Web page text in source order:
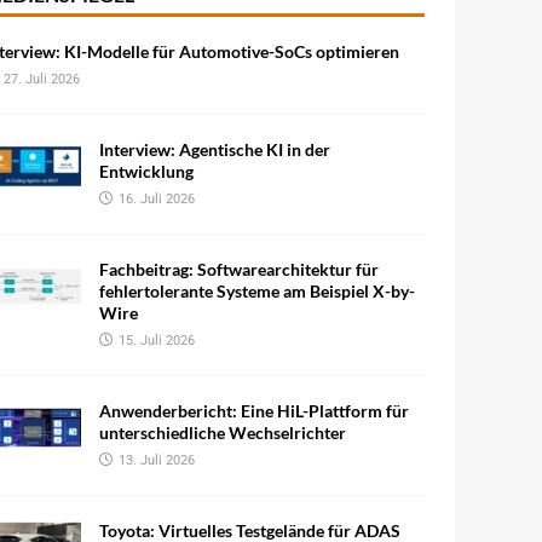
KI-Modelle für Automotive-SoCs optimieren
27. Juli 2026
Interview: Agentische KI in der
Entwicklung
16. Juli 2026
Fachbeitrag: Softwarearchitektur für
fehlertolerante Systeme am Beispiel X-by-
Wire
15. Juli 2026
Anwenderbericht: Eine HiL-Plattform für
unterschiedliche Wechselrichter
13. Juli 2026
Toyota: Virtuelles Testgelände für ADAS